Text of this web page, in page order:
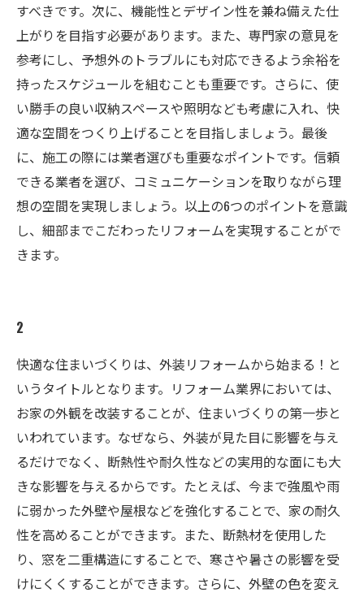
すべきです。次に、機能性とデザイン性を兼ね備えた仕
上がりを目指す必要があります。また、専門家の意見を
参考にし、予想外のトラブルにも対応できるよう余裕を
持ったスケジュールを組むことも重要です。さらに、使
い勝手の良い収納スペースや照明なども考慮に入れ、快
適な空間をつくり上げることを目指しましょう。最後
に、施工の際には業者選びも重要なポイントです。信頼
できる業者を選び、コミュニケーションを取りながら理
想の空間を実現しましょう。以上の6つのポイントを意識
し、細部までこだわったリフォームを実現することがで
きます。
2
快適な住まいづくりは、外装リフォームから始まる！と
いうタイトルとなります。リフォーム業界においては、
お家の外観を改装することが、住まいづくりの第一歩と
いわれています。なぜなら、外装が見た目に影響を与え
るだけでなく、断熱性や耐久性などの実用的な面にも大
きな影響を与えるからです。たとえば、今まで強風や雨
に弱かった外壁や屋根などを強化することで、家の耐久
性を高めることができます。また、断熱材を使用した
り、窓を二重構造にすることで、寒さや暑さの影響を受
けにくくすることができます。さらに、外壁の色を変え